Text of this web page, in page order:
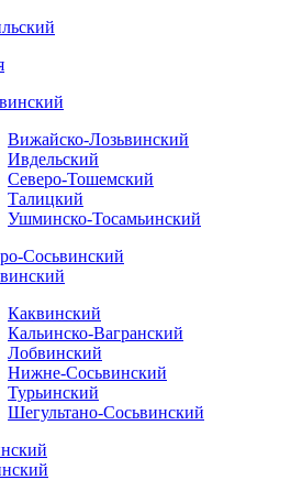
Вижайско-Лозьвинский
Ивдельский
Северо-Тошемский
Талицкий
Ушминско-Тосамьинский
Сосьвинский
Каквинский
Кальинско-Вагранский
Лобвинский
Нижне-Сосьвинский
Турьинский
Шегультано-Сосьвинский